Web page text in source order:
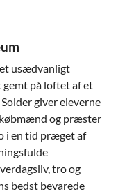
usædvanligt
på loftet af et
giver eleverne
og præster
i en tid præget af
tro og
bedst bevarede